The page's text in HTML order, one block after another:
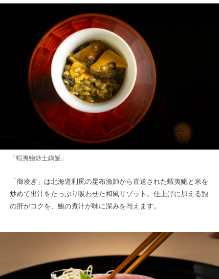
「蝦夷鮑炒土鍋飯」
「御凌ぎ」は北海道利尻の昆布漁師から直送された蝦夷鮑と米を
炒めて出汁をたっぷり吸わせた和風リゾット。仕上げに加える鮑
の肝がコクを、鮑の煮汁が味に深みを与えます。